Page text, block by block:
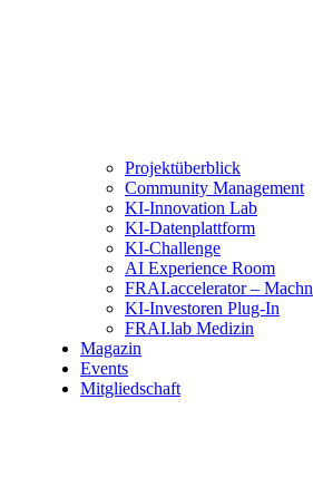
Projektüberblick
Community Management
KI-Innovation Lab
KI-Datenplattform
KI-Challenge
AI Experience Room
FRAI.accelerator – Machn
KI-Investoren Plug-In
FRAI.lab Medizin
Magazin
Events
Mitgliedschaft